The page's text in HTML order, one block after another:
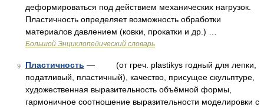
деформироваться под действием механических нагрузок.
Пластичность определяет возможность обработки
материалов давлением (ковки, прокатки и др.) …
Большой Энциклопедический словарь
9 Пластичность — (от греч. plastikуs годный для лепки,
податливый, пластичный), качество, присущее скульптуре,
художественная выразительность объёмной формы,
гармоничное соотношение выразительности моделировки с